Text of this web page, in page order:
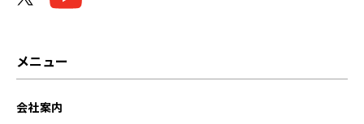
メニュー
会社案内